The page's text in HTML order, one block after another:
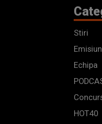
Stiri
Echipa
HOT40